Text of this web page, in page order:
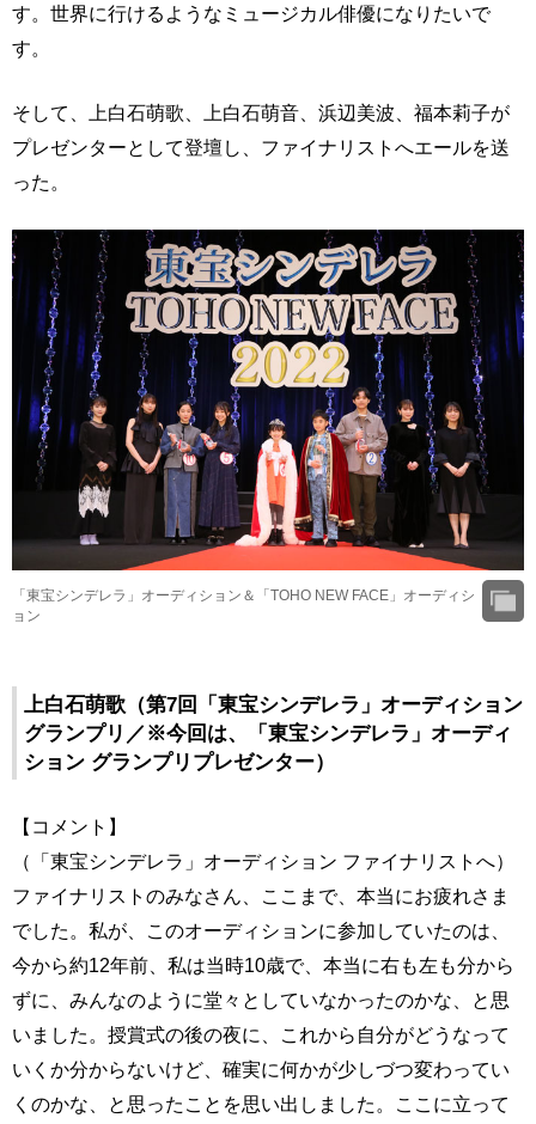
す。世界に行けるようなミュージカル俳優になりたいで
す。
そして、上白石萌歌、上白石萌音、浜辺美波、福本莉子が
プレゼンターとして登壇し、ファイナリストへエールを送
った。
「東宝シンデレラ」オーディション＆「TOHO NEW FACE」オーディシ
ョン
上白石萌歌（第7回「東宝シンデレラ」オーディション
グランプリ／※今回は、「東宝シンデレラ」オーディ
ション グランプリプレゼンター）
【コメント】
（「東宝シンデレラ」オーディション ファイナリストへ）
ファイナリストのみなさん、ここまで、本当にお疲れさま
でした。私が、このオーディションに参加していたのは、
今から約12年前、私は当時10歳で、本当に右も左も分から
ずに、みんなのように堂々としていなかったのかな、と思
いました。授賞式の後の夜に、これから自分がどうなって
いくか分からないけど、確実に何かが少しづつ変わってい
くのかな、と思ったことを思い出しました。ここに立って